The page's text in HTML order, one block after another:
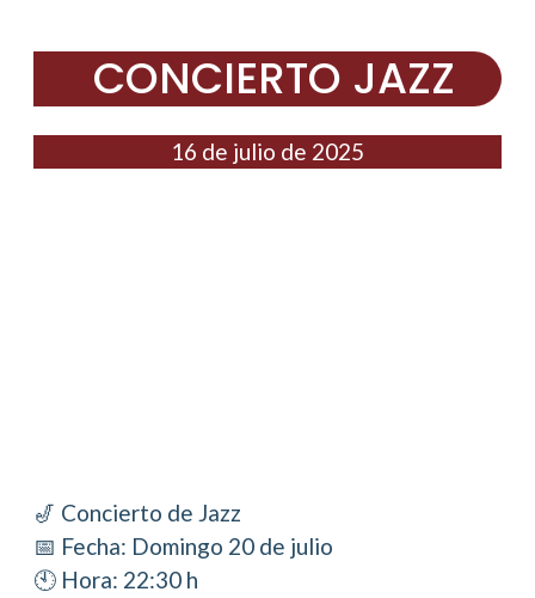
CONCIERTO JAZZ
16 de julio de 2025
🎷 Concierto de Jazz
📅 Fecha: Domingo 20 de julio
🕙 Hora: 22:30 h